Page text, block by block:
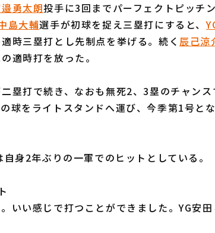
勇太朗投手に3回までパーフェクトピッチ
島大輔選手が初球を捉え三塁打にすると、
時三塁打とし先制点を挙げる。続く 辰己涼
適時打を放った。
塁打で続き、なおも無死2、3塁のチャンス
球をライトスタンドへ運び、今季第1号と
身2年ぶりの一軍でのヒットとしている。
。いい感じで打つことができました。YG安